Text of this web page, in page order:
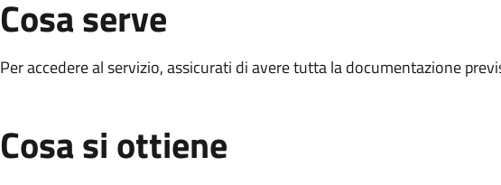
Cosa serve
Per accedere al servizio, assicurati di avere tutta la documentazione
Cosa si ottiene